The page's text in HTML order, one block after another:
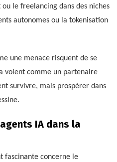
le freelancing dans des niches
autonomes ou la tokenisation
une menace risquent de se
voient comme un partenaire
survivre, mais prospérer dans
IA dans la
fascinante concerne le